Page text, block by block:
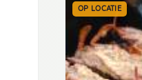
OP LOCATIE